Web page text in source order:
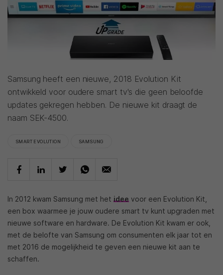
Samsung heeft een nieuwe, 2018 Evolution Kit
ontwikkeld voor oudere smart tv's die geen beloofde
updates gekregen hebben. De nieuwe kit draagt de
naam SEK-4500.
SMART EVOLUTION SAMSUNG
In 2012 kwam Samsung met het idee voor een Evolution Kit,
een box waarmee je jouw oudere smart tv kunt upgraden met
nieuwe software en hardware. De Evolution Kit kwam er ook,
met de belofte van Samsung om consumenten elk jaar tot en
met 2016 de mogelijkheid te geven een nieuwe kit aan te
schaffen.